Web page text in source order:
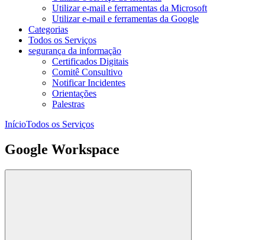
Utilizar e-mail e ferramentas da Microsoft
Utilizar e-mail e ferramentas da Google
Categorias
Todos os Serviços
segurança da informação
Certificados Digitais
Comitê Consultivo
Notificar Incidentes
Orientações
Palestras
InícioTodos os Serviços
Google Workspace